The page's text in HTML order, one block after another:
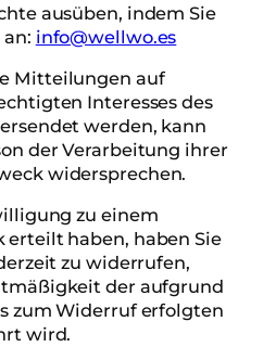
ausüben, indem Sie
info@wellwo.es
Mitteilungen auf
Interesses des
werden, kann
der Verarbeitung ihrer
widersprechen.
zu einem
haben, haben Sie
zu widerrufen,
der aufgrund
zum Widerruf erfolgten
wird.